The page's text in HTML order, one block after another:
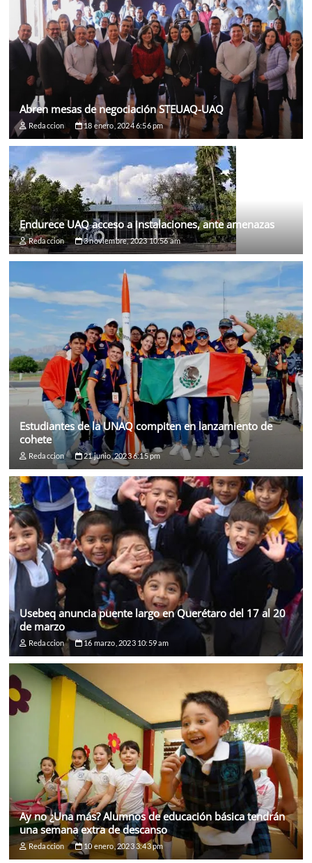
Abren mesas de negociación STEUAQ-UAQ
Redaccion 18 enero, 2024 6:56 pm
Endurece UAQ acceso a instalaciones, ante amenazas
Redaccion 3 noviembre, 2023 10:56 am
Estudiantes de la UNAQ compiten en lanzamiento de
cohete
Redaccion 21 junio, 2023 6:15 pm
Usebeq anuncia puente largo en Querétaro del 17 al 20
de marzo
Redaccion 16 marzo, 2023 10:59 am
Ay no ¿Una más? Alumnos de educación básica tendrán
una semana extra de descanso
Redaccion 10 enero, 2023 3:43 pm